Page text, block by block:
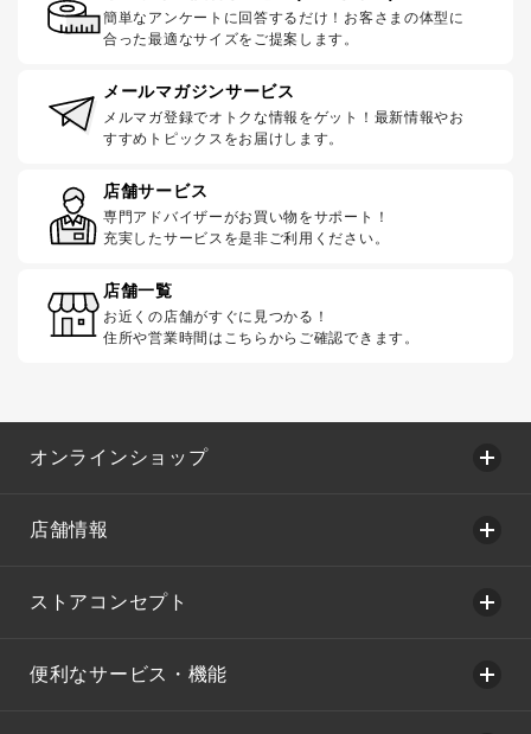
簡単なアンケートに回答するだけ！お客さまの体型に
合った最適なサイズをご提案します。
メールマガジンサービス
メルマガ登録でオトクな情報をゲット！最新情報やお
すすめトピックスをお届けします。
店舗サービス
専門アドバイザーがお買い物をサポート！
充実したサービスを是非ご利用ください。
店舗一覧
お近くの店舗がすぐに見つかる！
住所や営業時間はこちらからご確認できます。
オンラインショップ
店舗情報
ストアコンセプト
便利なサービス・機能